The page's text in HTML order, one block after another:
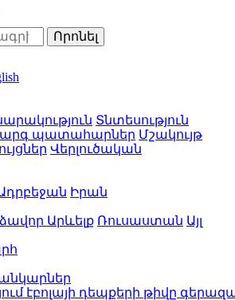
Տնտեսություն
պատահարներ Մշակույթ
Վերլուծական
Իրան
Արևելք Ռուսաստան Այլ
էբոլայի դեպքերի թիվը